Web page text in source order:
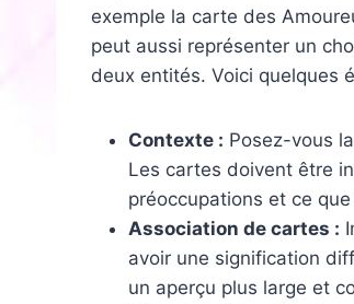
exemple la carte des
peut aussi représenter un
deux entités. Voici quelques
Contexte : Posez-vous
Les cartes doivent être
préoccupations et ce
Association de cartes :
avoir une signification
un aperçu plus large et